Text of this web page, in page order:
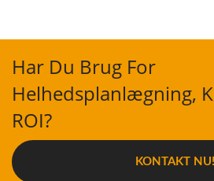
Har Du Brug For
Helhedsplanlægning,
ROI?
KONTAKT